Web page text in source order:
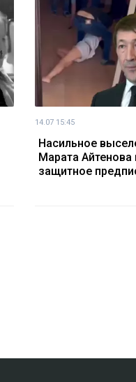
14.07 15:45
Насильное
Марата Айтенова
защитное